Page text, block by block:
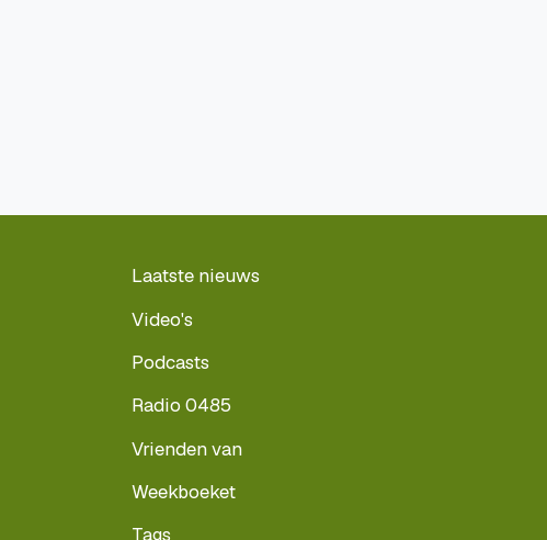
Laatste nieuws
Video's
Podcasts
Radio 0485
Vrienden van
Weekboeket
Tags